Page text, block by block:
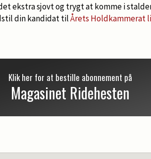
ekstra sjovt og trygt at komme i
din kandidat tilÅrets Holdkammerat
Klik her for at bestille abonnement på
Magasinet Ridehesten